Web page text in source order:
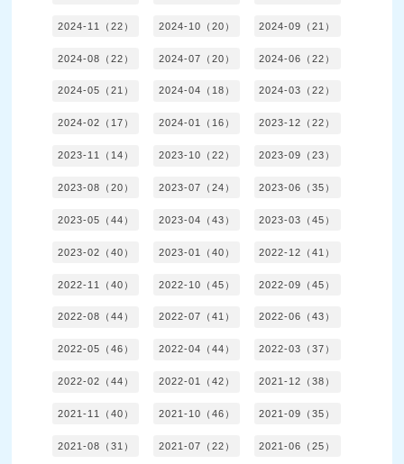
2024-11（22） 2024-10（20） 2024-09（21）
2024-08（22） 2024-07（20） 2024-06（22）
2024-05（21） 2024-04（18） 2024-03（22）
2024-02（17） 2024-01（16） 2023-12（22）
2023-11（14） 2023-10（22） 2023-09（23）
2023-08（20） 2023-07（24） 2023-06（35）
2023-05（44） 2023-04（43） 2023-03（45）
2023-02（40） 2023-01（40） 2022-12（41）
2022-11（40） 2022-10（45） 2022-09（45）
2022-08（44） 2022-07（41） 2022-06（43）
2022-05（46） 2022-04（44） 2022-03（37）
2022-02（44） 2022-01（42） 2021-12（38）
2021-11（40） 2021-10（46） 2021-09（35）
2021-08（31） 2021-07（22） 2021-06（25）